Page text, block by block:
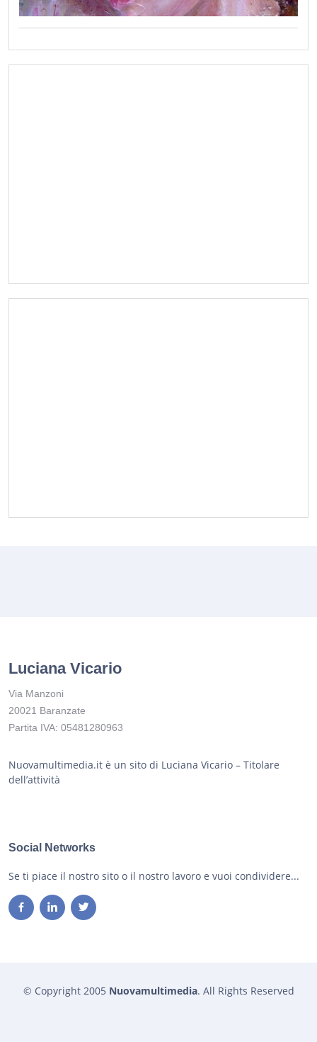
Luciana Vicario
Via Manzoni
20021 Baranzate
Partita IVA: 05481280963
Nuovamultimedia.it è un sito di Luciana Vicario – Titolare
dell’attività
Social Networks
Se ti piace il nostro sito o il nostro lavoro e vuoi condividere...
© Copyright 2005 Nuovamultimedia. All Rights Reserved